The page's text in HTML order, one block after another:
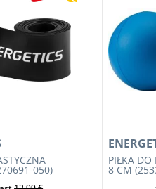
050)
PIŁKA DO
8 CM